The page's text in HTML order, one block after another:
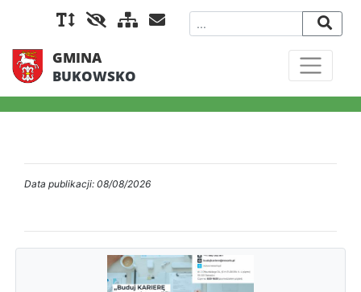
GMINA
BUKOWSKO
Data publikacji: 08/08/2026